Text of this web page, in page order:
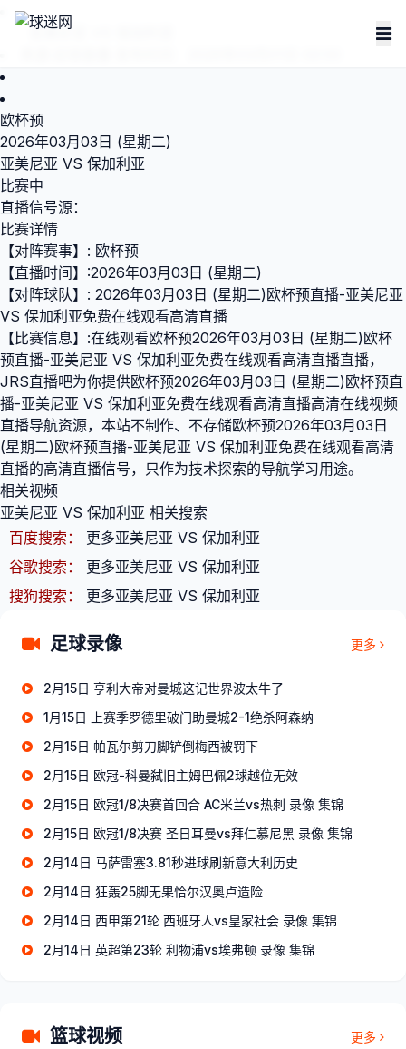
亚美尼亚 VS 保加利亚
欧杯预
2026年03月03日 (星期二)
亚美尼亚 VS 保加利亚
比赛中
直播信号源：
比赛详情
【对阵赛事】: 欧杯预
【直播时间】:2026年03月03日 (星期二)
【对阵球队】: 2026年03月03日 (星期二)欧杯预直播-亚美尼亚
VS 保加利亚免费在线观看高清直播
【比赛信息】:在线观看欧杯预2026年03月03日 (星期二)欧杯
预直播-亚美尼亚 VS 保加利亚免费在线观看高清直播直播，
JRS直播吧为你提供欧杯预2026年03月03日 (星期二)欧杯预直
播-亚美尼亚 VS 保加利亚免费在线观看高清直播高清在线视频
直播导航资源，本站不制作、不存储欧杯预2026年03月03日
(星期二)欧杯预直播-亚美尼亚 VS 保加利亚免费在线观看高清
直播的高清直播信号，只作为技术探索的导航学习用途。
相关视频
亚美尼亚 VS 保加利亚 相关搜索
百度搜索：
更多亚美尼亚 VS 保加利亚
谷歌搜索：
更多亚美尼亚 VS 保加利亚
搜狗搜索：
更多亚美尼亚 VS 保加利亚
足球录像 更多
2月15日 亨利大帝对曼城这记世界波太牛了
1月15日 上赛季罗德里破门助曼城2-1绝杀阿森纳
2月15日 帕瓦尔剪刀脚铲倒梅西被罚下
2月15日 欧冠-科曼弑旧主姆巴佩2球越位无效
2月15日 欧冠1/8决赛首回合 AC米兰vs热刺 录像 集锦
2月15日 欧冠1/8决赛 圣日耳曼vs拜仁慕尼黑 录像 集锦
2月14日 马萨雷塞3.81秒进球刷新意大利历史
2月14日 狂轰25脚无果恰尔汉奥卢造险
2月14日 西甲第21轮 西班牙人vs皇家社会 录像 集锦
2月14日 英超第23轮 利物浦vs埃弗顿 录像 集锦
篮球视频 更多